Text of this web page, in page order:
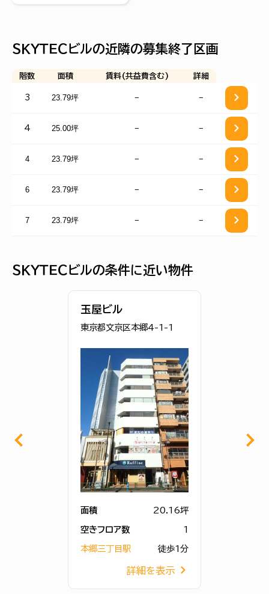
ＳＫＹＴＥＣビルの近隣の募集終了区画
階数 面積 賃料(共益費含む) 詳細
3 23.79坪 − −
4 25.00坪 − −
4 23.79坪 − −
6 23.79坪 − −
7 23.79坪 − −
ＳＫＹＴＥＣビルの条件に近い物件
玉屋ビル
東京都文京区本郷4-1-1
面積 20.16坪
空きフロア数 1
本郷三丁目駅 徒歩1分
詳細を表示